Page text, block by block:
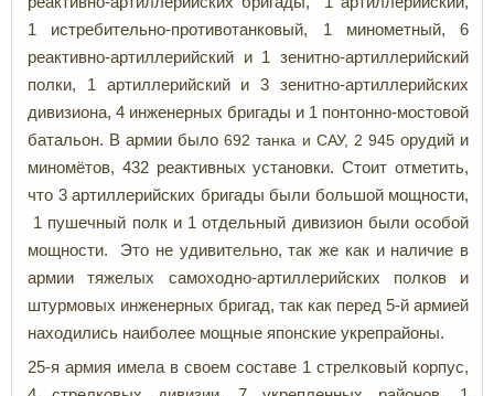
1 истребительно-противотанковый, 1 минометный, 6
реактивно-артиллерийский и 1 зенитно-артиллерийский
полки, 1 артиллерийский и 3 зенитно-артиллерийских
дивизиона, 4 инженерных бригады и 1 понтонно-мостовой
батальон. В армии было692 танка и САУ, 2 945орудий и
миномётов, 432 реактивных установки. Стоит отметить,
что 3 артиллерийских бригады были большой мощности,
1 пушечный полк и 1 отдельный дивизион были особой
мощности. Это не удивительно, так же как и наличие в
армии тяжелых самоходно-артиллерийских полков и
штурмовых инженерных бригад, так как перед 5-й армией
находились наиболее мощные японские укрепрайоны.
25-я армия имела в своем составе 1 стрелковый корпус,